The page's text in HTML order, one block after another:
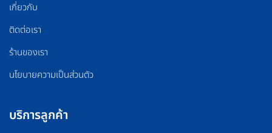
เกี่ยวกับ
ติดต่อเรา
ร้านของเรา
นโยบายความเป็นส่วนตัว
บริการลูกค้า